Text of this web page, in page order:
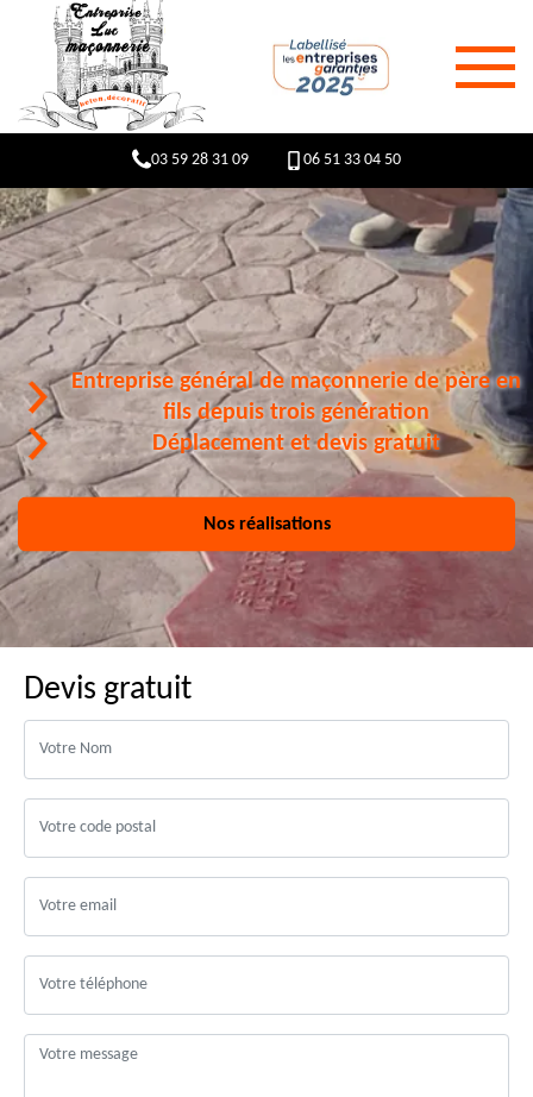
03 59 28 31 09 06 51 33 04 50
Entreprise général de maçonnerie de père en
fils depuis trois génération
Déplacement et devis gratuit
Nos réalisations
Devis gratuit